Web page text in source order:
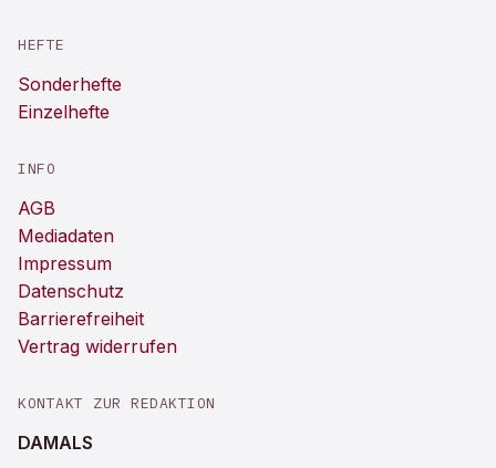
HEFTE
Sonderhefte
Einzelhefte
INFO
AGB
Mediadaten
Impressum
Datenschutz
Barrierefreiheit
Vertrag widerrufen
KONTAKT ZUR REDAKTION
DAMALS